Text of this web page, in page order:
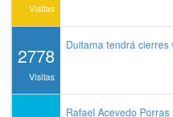
Visitas
2778
Visitas
Duitama tendrá cierres
Rafael Acevedo